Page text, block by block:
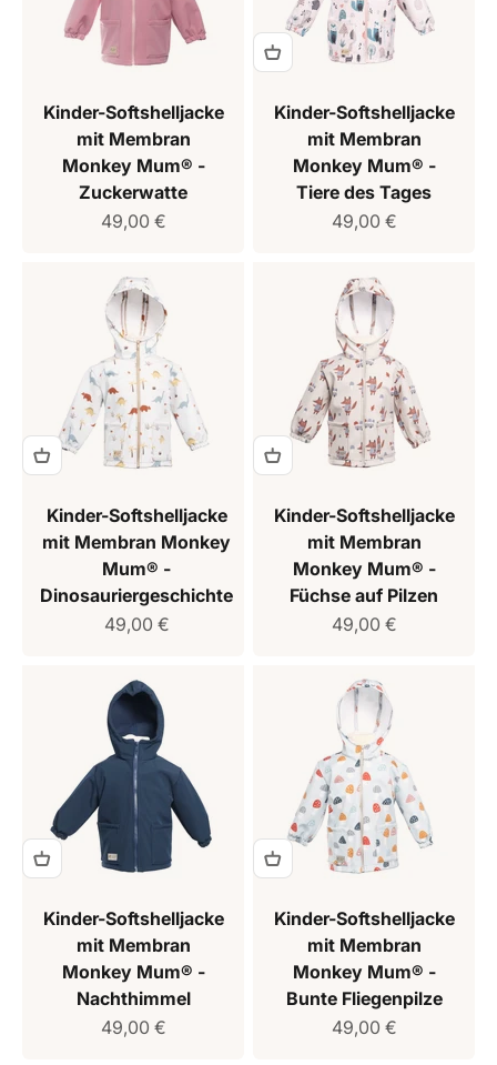
Kinder-Softshelljacke
mit Membran
Monkey Mum® -
Zuckerwatte
Verkaufspreis
49,00 €
Kinder-Softshelljacke
mit Membran
Monkey Mum® -
Tiere des Tages
Verkaufspreis
49,00 €
Kinder-Softshelljacke
mit Membran Monkey
Mum® -
Dinosauriergeschichte
Verkaufspreis
49,00 €
Kinder-Softshelljacke
mit Membran
Monkey Mum® -
Füchse auf Pilzen
Verkaufspreis
49,00 €
Kinder-Softshelljacke
mit Membran
Monkey Mum® -
Nachthimmel
Verkaufspreis
49,00 €
Kinder-Softshelljacke
mit Membran
Monkey Mum® -
Bunte Fliegenpilze
Verkaufspreis
49,00 €